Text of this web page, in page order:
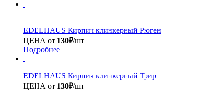
EDELHAUS Кирпич клинкерный Рюген
ЦЕНА от 130₽/шт
Подробнее
EDELHAUS Кирпич клинкерный Трир
ЦЕНА от 130₽/шт